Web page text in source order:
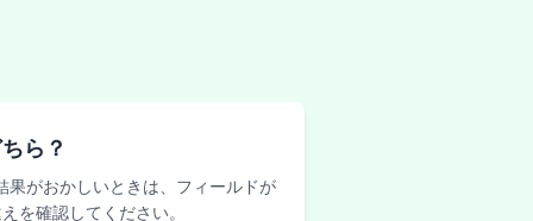
ら？
果がおかしいときは、フィールドが
を確認してください。